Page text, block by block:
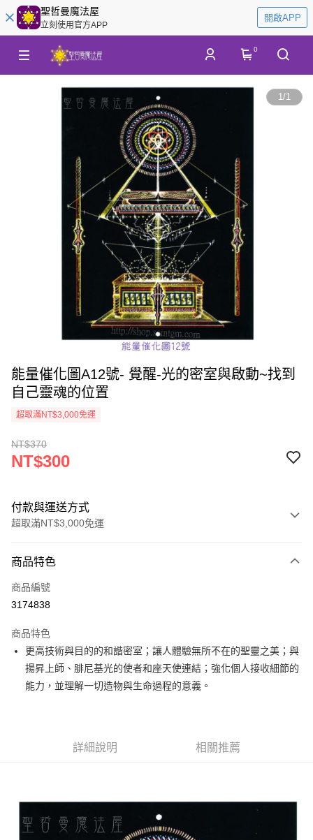
聖哲曼魔法屋
立刻使用官方APP
開啟APP
0
1/1
能量催化圖A12號- 覺醒-光的密室與啟動~找到
自己靈魂的位置
超取滿NT$3,000免運
NT$370
NT$300
付款與運送方式
超取滿NT$3,000免運
信用卡一次付款
超商取貨付款
Apple Pay
街口支付
每筆NT$80，滿NT$3,000(含以上)免運費
7-11取貨付款
商品特色
商品編號
3174838
商品特色
更高技術與目的的和諧密室；讓人體驗無所不在的聖靈之美；與
揚昇上師、腓尼基光的使者和座天使連結；強化個人接收細節的
能力，並理解一切造物與生命過程的意義。
詳細說明 相關推薦